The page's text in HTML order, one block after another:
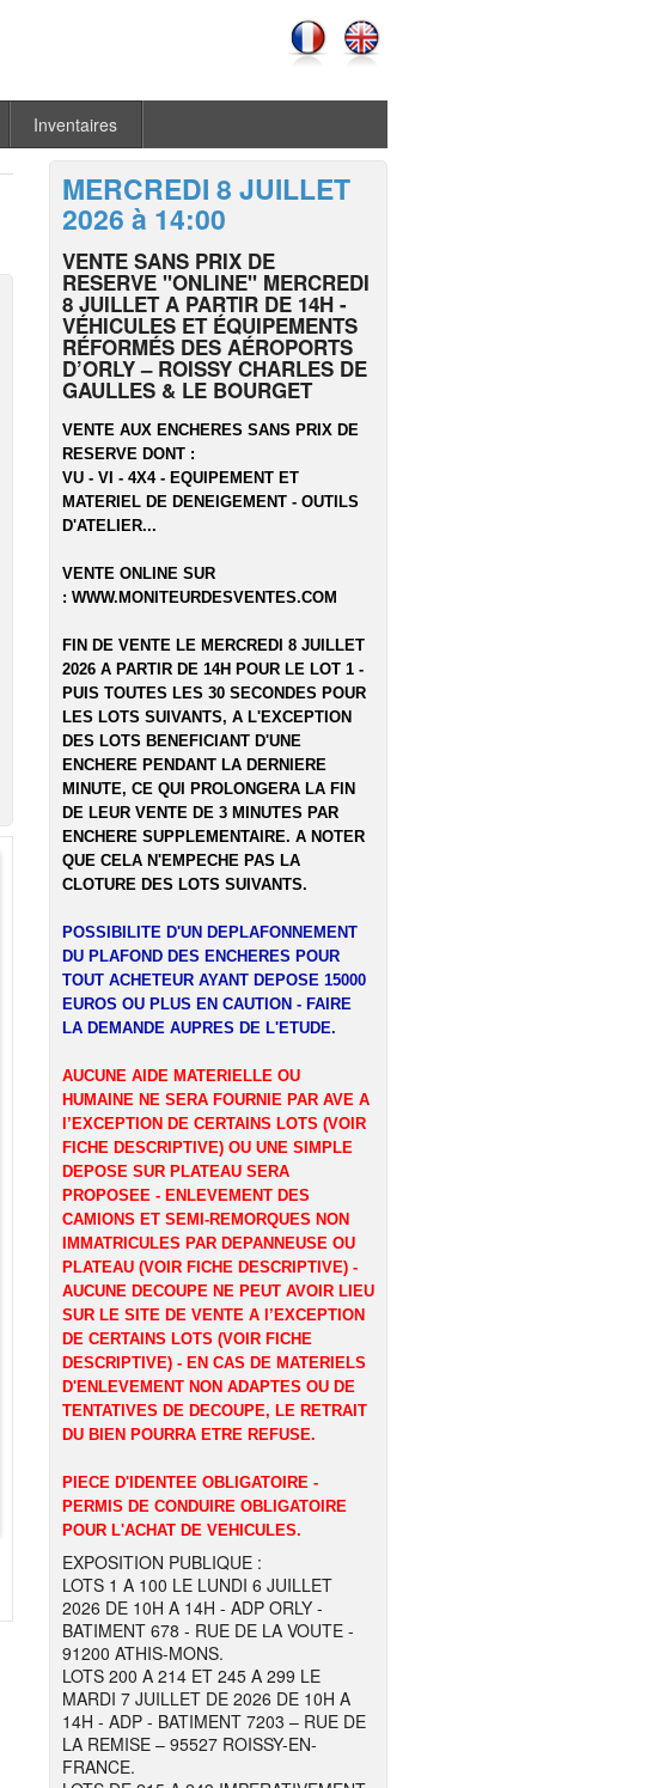
Inventaires
MERCREDI 8 JUILLET
2026 à 14:00
VENTE SANS PRIX DE
RESERVE "ONLINE" MERCREDI
8 JUILLET A PARTIR DE 14H -
VÉHICULES ET ÉQUIPEMENTS
RÉFORMÉS DES AÉROPORTS
D’ORLY – ROISSY CHARLES DE
GAULLES & LE BOURGET
VENTE AUX ENCHERES SANS PRIX DE
RESERVE DONT :
VU - VI - 4X4 - EQUIPEMENT ET
MATERIEL DE DENEIGEMENT - OUTILS
D'ATELIER...
VENTE ONLINE SUR
: WWW.MONITEURDESVENTES.COM
FIN DE VENTE LE MERCREDI 8 JUILLET
2026 A PARTIR DE 14H POUR LE LOT 1 -
PUIS TOUTES LES 30 SECONDES POUR
LES LOTS SUIVANTS, A L'EXCEPTION
DES LOTS BENEFICIANT D'UNE
ENCHERE PENDANT LA DERNIERE
MINUTE, CE QUI PROLONGERA LA FIN
DE LEUR VENTE DE 3 MINUTES PAR
ENCHERE SUPPLEMENTAIRE. A NOTER
QUE CELA N'EMPECHE PAS LA
CLOTURE DES LOTS SUIVANTS.
POSSIBILITE D'UN DEPLAFONNEMENT
DU PLAFOND DES ENCHERES POUR
TOUT ACHETEUR AYANT DEPOSE 15000
EUROS OU PLUS EN CAUTION - FAIRE
LA DEMANDE AUPRES DE L'ETUDE.
AUCUNE AIDE MATERIELLE OU
HUMAINE NE SERA FOURNIE PAR AVE A
l’EXCEPTION DE CERTAINS LOTS (VOIR
FICHE DESCRIPTIVE) OU UNE SIMPLE
DEPOSE SUR PLATEAU SERA
PROPOSEE - ENLEVEMENT DES
CAMIONS ET SEMI-REMORQUES NON
IMMATRICULES PAR DEPANNEUSE OU
PLATEAU (VOIR FICHE DESCRIPTIVE) -
AUCUNE DECOUPE NE PEUT AVOIR LIEU
SUR LE SITE DE VENTE A l’EXCEPTION
DE CERTAINS LOTS (VOIR FICHE
DESCRIPTIVE) - EN CAS DE MATERIELS
D'ENLEVEMENT NON ADAPTES OU DE
TENTATIVES DE DECOUPE, LE RETRAIT
DU BIEN POURRA ETRE REFUSE.
PIECE D'IDENTEE OBLIGATOIRE -
PERMIS DE CONDUIRE OBLIGATOIRE
POUR L'ACHAT DE VEHICULES.
EXPOSITION PUBLIQUE :
LOTS 1 A 100 LE LUNDI 6 JUILLET
2026 DE 10H A 14H - ADP ORLY -
BATIMENT 678 - RUE DE LA VOUTE -
91200 ATHIS-MONS.
LOTS 200 A 214 ET 245 A 299 LE
MARDI 7 JUILLET DE 2026 DE 10H A
14H - ADP - BATIMENT 7203 – RUE DE
LA REMISE – 95527 ROISSY-EN-
FRANCE.